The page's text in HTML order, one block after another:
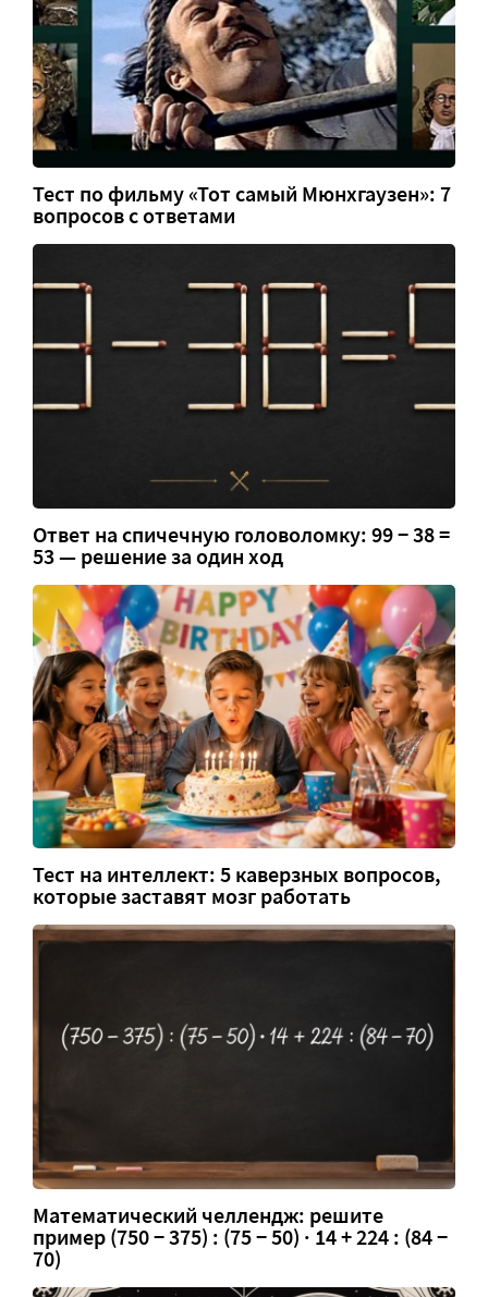
Тест по фильму «Тот самый Мюнхгаузен»: 7
вопросов с ответами
Ответ на спичечную головоломку: 99 − 38 =
53 — решение за один ход
Тест на интеллект: 5 каверзных вопросов,
которые заставят мозг работать
Математический челлендж: решите
пример (750 − 375) : (75 − 50) · 14 + 224 : (84 −
70)